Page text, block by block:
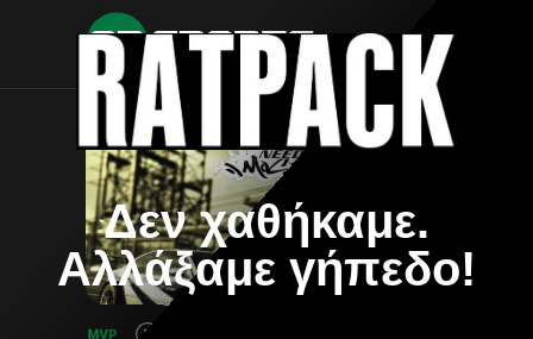
Δεν χαθήκαμε.
Αλλάξαμε γήπεδο!